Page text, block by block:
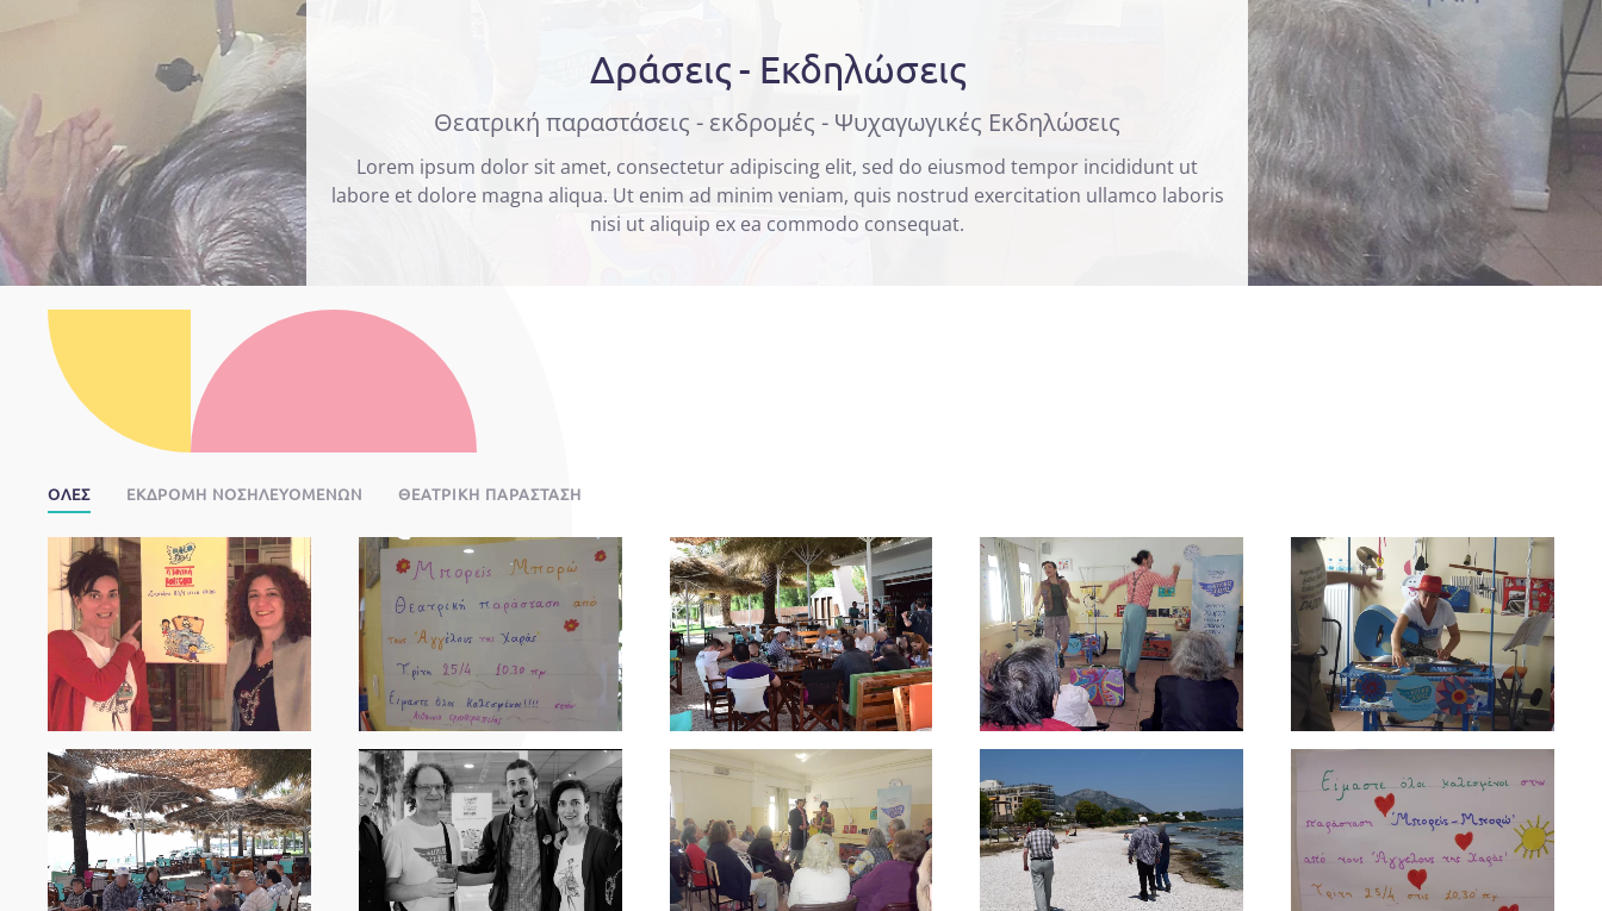
Δράσεις - Εκδηλώσεις
Θεατρική παραστάσεις - εκδρομές - Ψυχαγωγικές Εκδηλώσεις
Lorem ipsum dolor sit amet, consectetur adipiscing elit, sed do eiusmod tempor incididunt ut
labore et dolore magna aliqua. Ut enim ad minim veniam, quis nostrud exercitation ullamco laboris
nisi ut aliquip ex ea commodo consequat.
ΌΛΕΣ ΕΚΔΡΟΜΉ ΝΟΣΗΛΕΥΟΜΈΝΩΝ ΘΕΑΤΡΙΚΉ ΠΑΡΆΣΤΑΣΗ